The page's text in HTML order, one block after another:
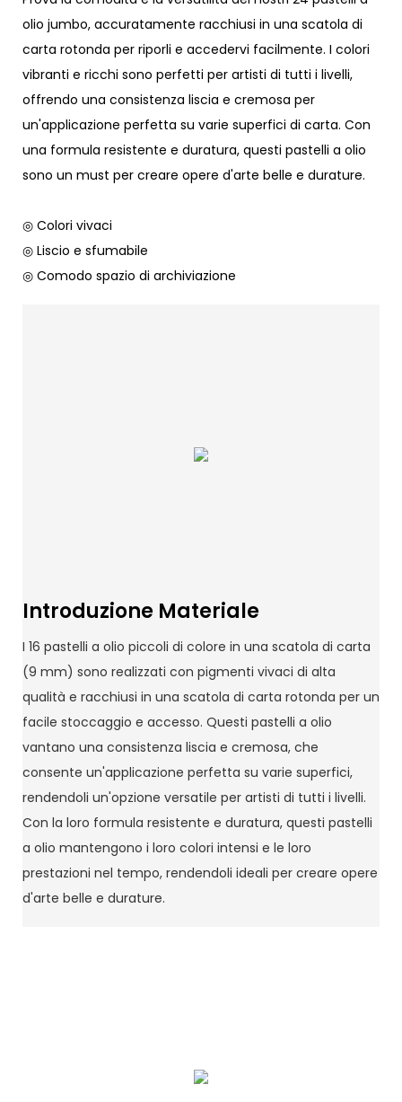
olio jumbo, accuratamente racchiusi in una scatola di
carta rotonda per riporli e accedervi facilmente. I colori
vibranti e ricchi sono perfetti per artisti di tutti i livelli,
offrendo una consistenza liscia e cremosa per
un'applicazione perfetta su varie superfici di carta. Con
una formula resistente e duratura, questi pastelli a olio
sono un must per creare opere d'arte belle e durature.
◎ Colori vivaci
◎ Liscio e sfumabile
◎ Comodo spazio di archiviazione
Introduzione Materiale
I 16 pastelli a olio piccoli di colore in una scatola di carta
(9 mm) sono realizzati con pigmenti vivaci di alta
qualità e racchiusi in una scatola di carta rotonda per un
facile stoccaggio e accesso. Questi pastelli a olio
vantano una consistenza liscia e cremosa, che
consente un'applicazione perfetta su varie superfici,
rendendoli un'opzione versatile per artisti di tutti i livelli.
Con la loro formula resistente e duratura, questi pastelli
a olio mantengono i loro colori intensi e le loro
prestazioni nel tempo, rendendoli ideali per creare opere
d'arte belle e durature.